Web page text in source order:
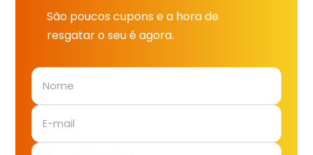
São poucos cupons e a hora de
resgatar o seu é agora.